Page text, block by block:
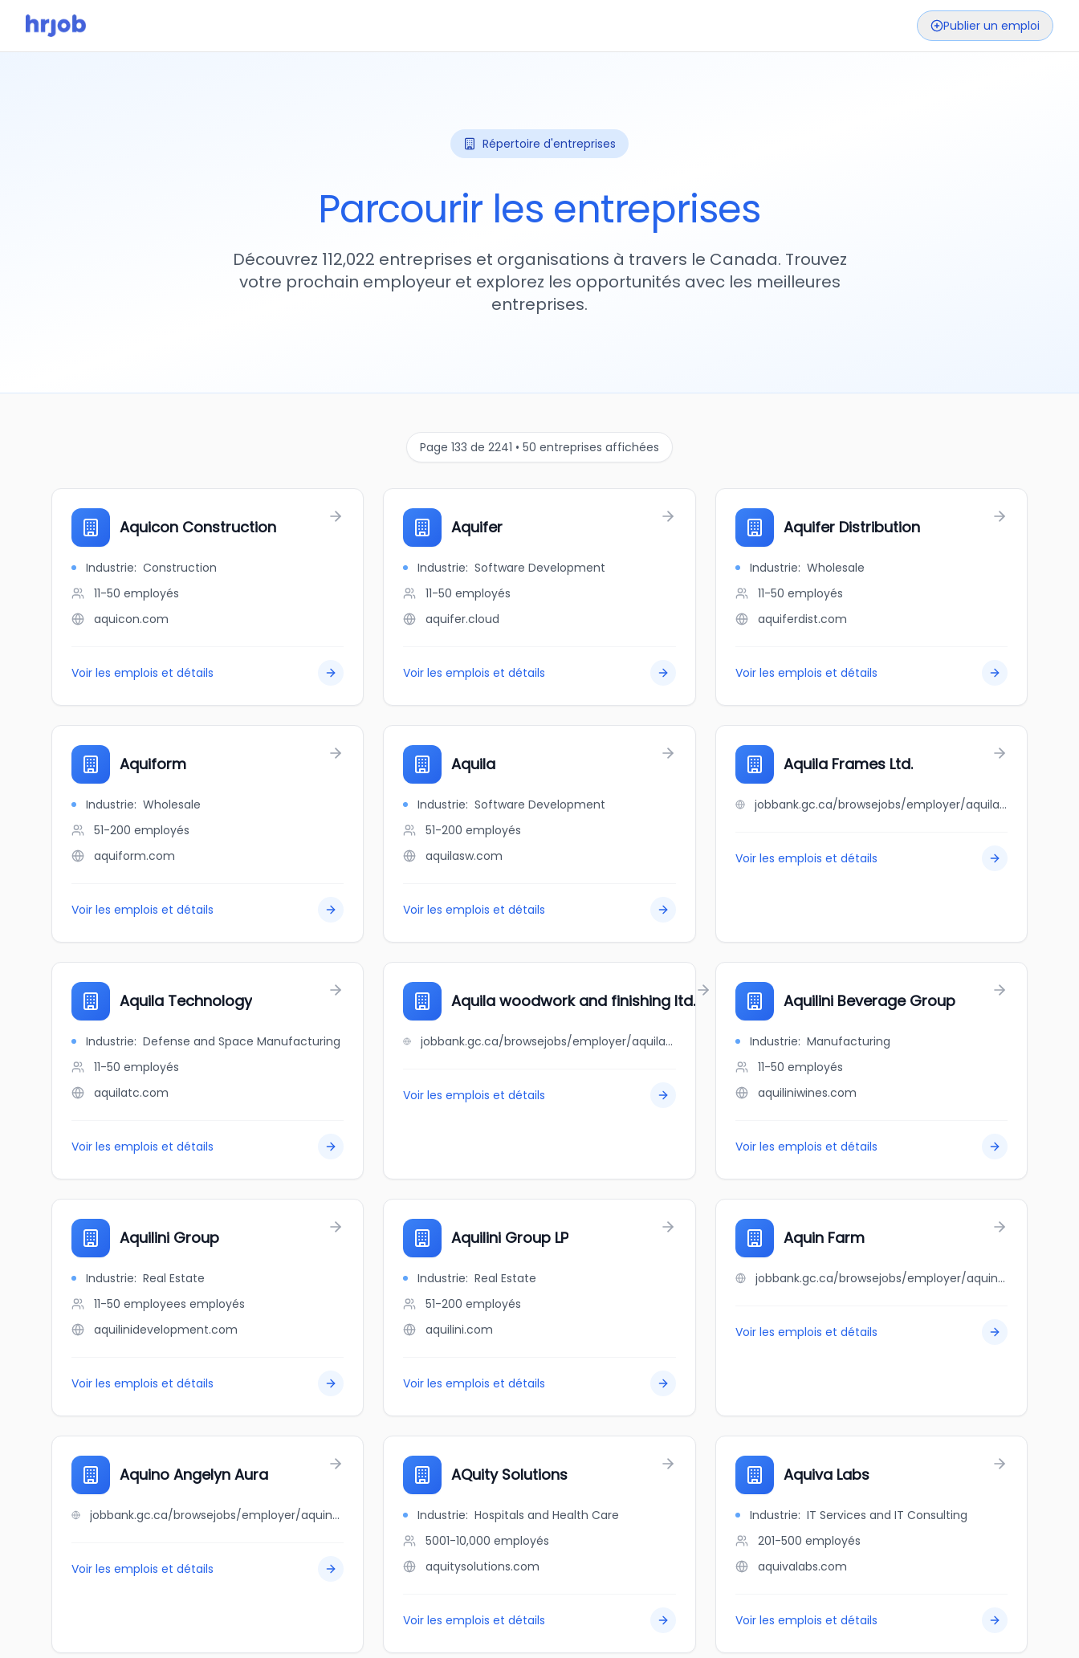
Publier un emploi
Répertoire d'entreprises
Parcourir les entreprises
Découvrez 112,022 entreprises et organisations à travers le Canada. Trouvez
votre prochain employeur et explorez les opportunités avec les meilleures
entreprises.
Page 133 de 2241 • 50 entreprises affichées
Aquicon Construction
Industrie: Construction
11-50 employés
aquicon.com
Voir les emplois et détails
Aquifer
Industrie: Software Development
11-50 employés
aquifer.cloud
Voir les emplois et détails
Aquifer Distribution
Industrie: Wholesale
11-50 employés
aquiferdist.com
Voir les emplois et détails
Aquiform
Industrie: Wholesale
51-200 employés
aquiform.com
Voir les emplois et détails
Aquila
Industrie: Software Development
51-200 employés
aquilasw.com
Voir les emplois et détails
Aquila Frames Ltd.
jobbank.gc.ca/browsejobs/employer/aquila+frames+ltd./ca
Voir les emplois et détails
Aquila Technology
Industrie: Defense and Space Manufacturing
11-50 employés
aquilatc.com
Voir les emplois et détails
Aquila woodwork and finishing ltd.
jobbank.gc.ca/browsejobs/employer/aquila+woodwork+and+finishing+ltd./ca
Voir les emplois et détails
Aquilini Beverage Group
Industrie: Manufacturing
11-50 employés
aquiliniwines.com
Voir les emplois et détails
Aquilini Group
Industrie: Real Estate
11-50 employees employés
aquilinidevelopment.com
Voir les emplois et détails
Aquilini Group LP
Industrie: Real Estate
51-200 employés
aquilini.com
Voir les emplois et détails
Aquin Farm
jobbank.gc.ca/browsejobs/employer/aquin+farm/ca
Voir les emplois et détails
Aquino Angelyn Aura
jobbank.gc.ca/browsejobs/employer/aquino+angelyn+aura/ca
Voir les emplois et détails
AQuity Solutions
Industrie: Hospitals and Health Care
5001-10,000 employés
aquitysolutions.com
Voir les emplois et détails
Aquiva Labs
Industrie: IT Services and IT Consulting
201-500 employés
aquivalabs.com
Voir les emplois et détails